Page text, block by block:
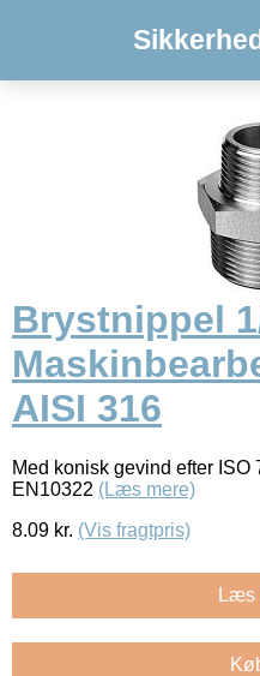
Brystnippel
AISI 316
Med konisk gevind efter ISO
EN10322 (Læs mere)
8.09 kr. (Vis fragtpris)
Læs